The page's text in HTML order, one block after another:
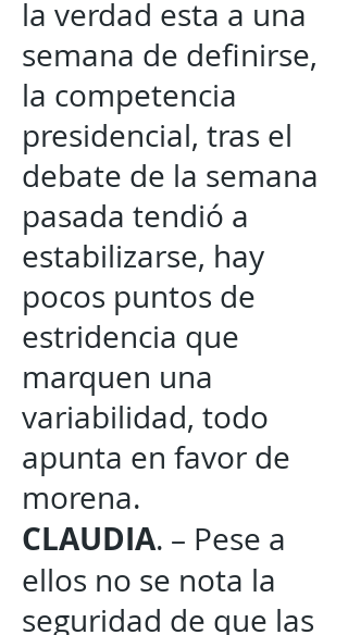
la verdad esta a una
semana de definirse,
la competencia
presidencial, tras el
debate de la semana
pasada tendió a
estabilizarse, hay
pocos puntos de
estridencia que
marquen una
variabilidad, todo
apunta en favor de
morena.
CLAUDIA. – Pese a
ellos no se nota la
seguridad de que las